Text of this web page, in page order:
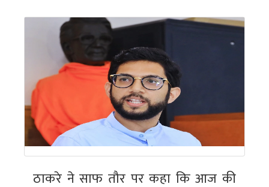
ठाकरे ने साफ तौर पर कहा कि आज की